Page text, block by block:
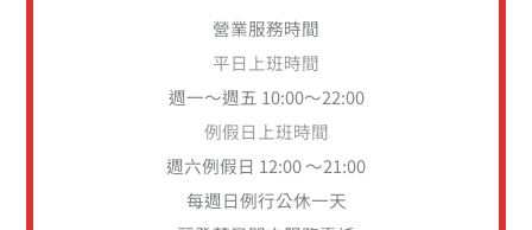
例假日上班時間
週六例假日 12:00 ～21:00
每週日例行公休一天
麗登藥局門市服務電話
02-28881414 分機10、11、12